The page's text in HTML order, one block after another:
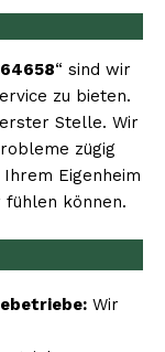
“ sind wir
zu bieten.
Stelle. Wir
zügig
Eigenheim
können.
Wir